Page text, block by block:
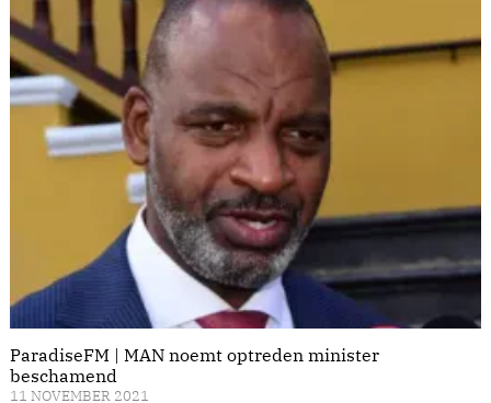
ParadiseFM | MAN noemt optreden minister
beschamend
11 NOVEMBER 2021